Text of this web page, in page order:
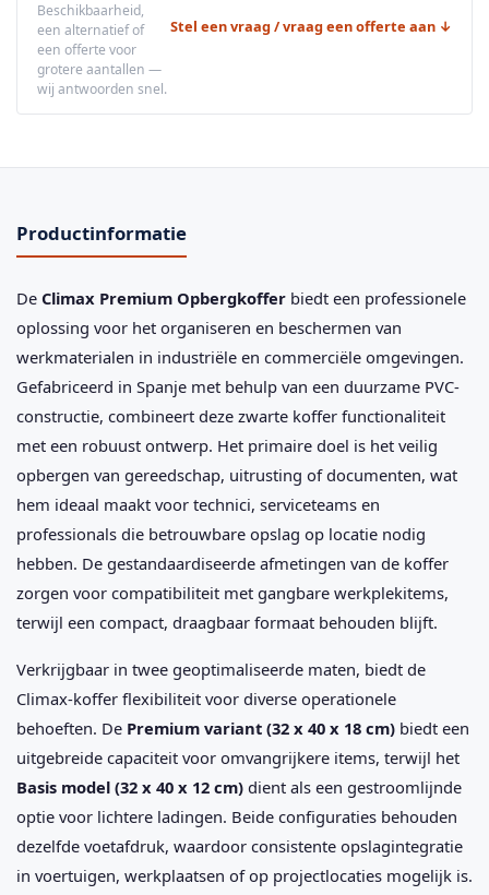
Beschikbaarheid,
een alternatief of
een offerte voor
grotere aantallen —
wij antwoorden snel.
Stel een vraag / vraag een offerte aan ↓
Productinformatie
De Climax Premium Opbergkoffer biedt een professionele
oplossing voor het organiseren en beschermen van
werkmaterialen in industriële en commerciële omgevingen.
Gefabriceerd in Spanje met behulp van een duurzame PVC-
constructie, combineert deze zwarte koffer functionaliteit
met een robuust ontwerp. Het primaire doel is het veilig
opbergen van gereedschap, uitrusting of documenten, wat
hem ideaal maakt voor technici, serviceteams en
professionals die betrouwbare opslag op locatie nodig
hebben. De gestandaardiseerde afmetingen van de koffer
zorgen voor compatibiliteit met gangbare werkplekitems,
terwijl een compact, draagbaar formaat behouden blijft.
Verkrijgbaar in twee geoptimaliseerde maten, biedt de
Climax-koffer flexibiliteit voor diverse operationele
behoeften. De Premium variant (32 x 40 x 18 cm) biedt een
uitgebreide capaciteit voor omvangrijkere items, terwijl het
Basis model (32 x 40 x 12 cm) dient als een gestroomlijnde
optie voor lichtere ladingen. Beide configuraties behouden
dezelfde voetafdruk, waardoor consistente opslagintegratie
in voertuigen, werkplaatsen of op projectlocaties mogelijk is.